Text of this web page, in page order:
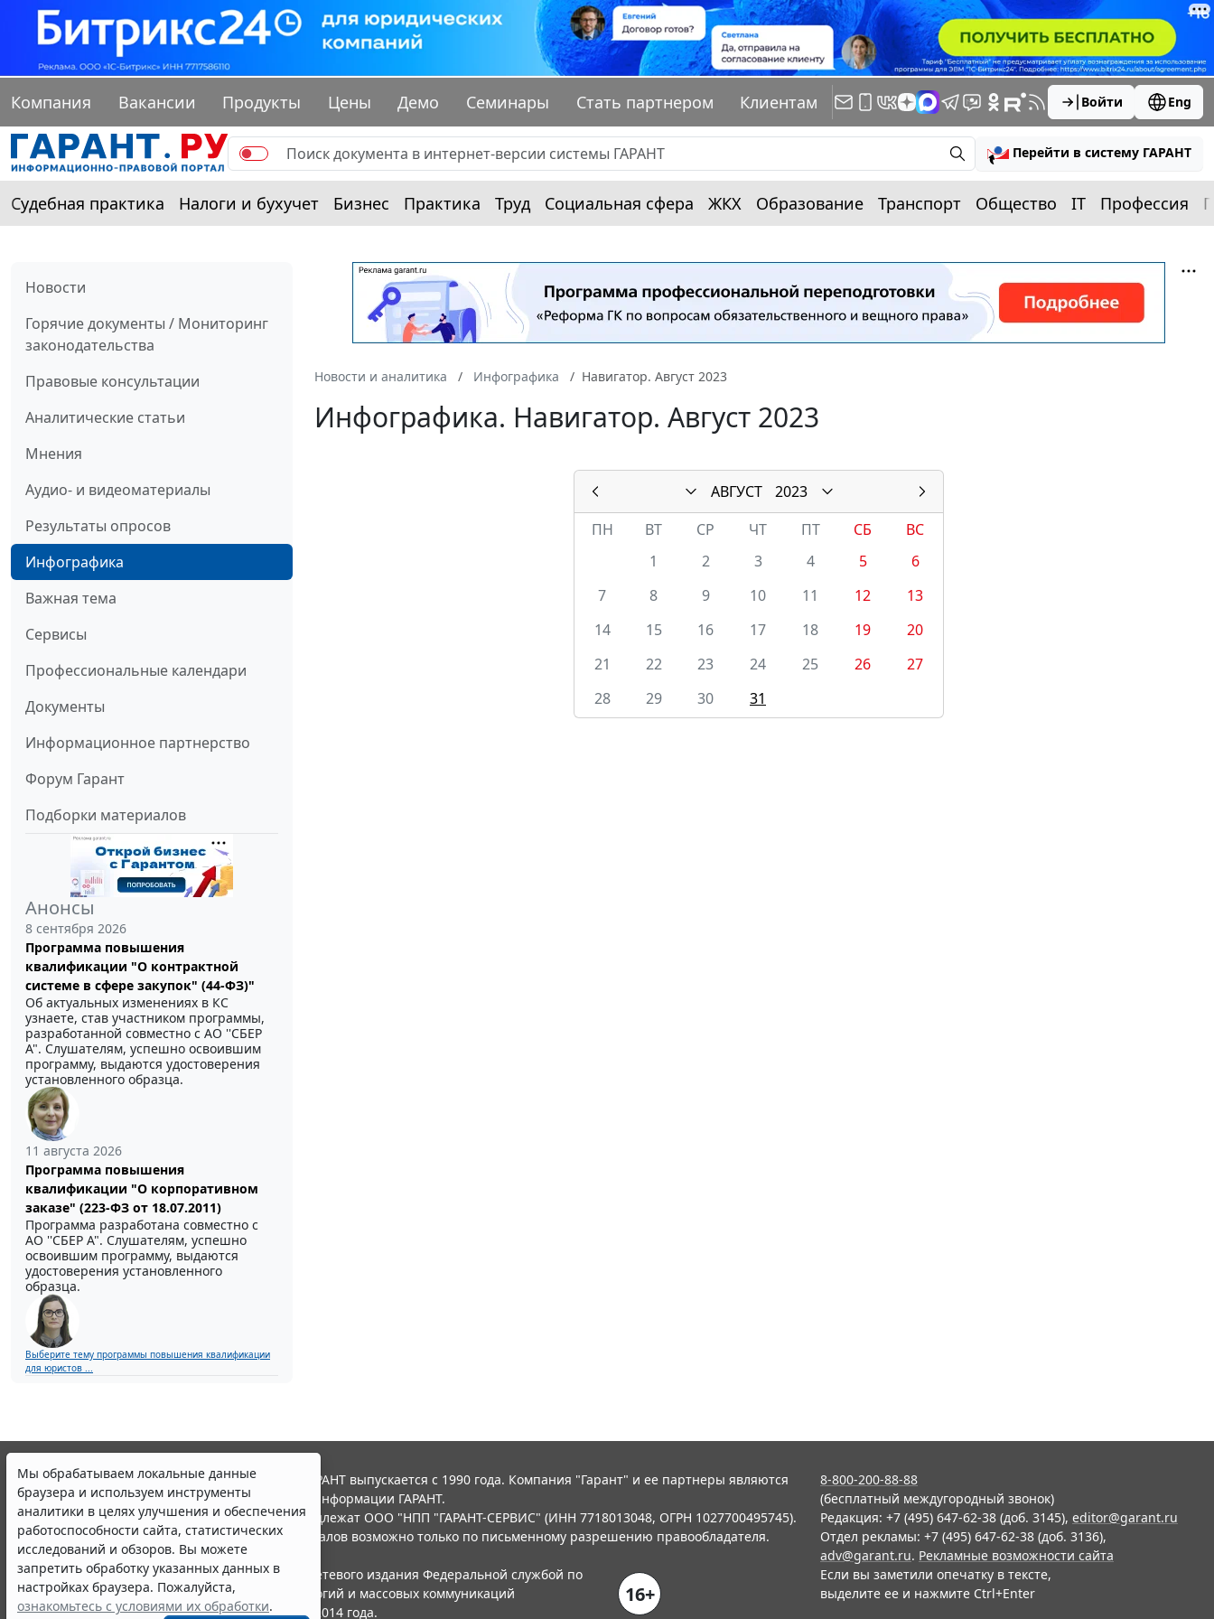
Компания Вакансии Продукты Цены Демо Семинары Стать партнером Клиентам Войти Eng
Перейти в систему ГАРАНТ
Судебная практика Налоги и бухучет Бизнес Практика Труд Социальная сфера ЖКХ Образование Транспорт Общество IT Профессия
Новости
Горячие документы / Мониторинг
законодательства
Правовые консультации
Аналитические статьи
Мнения
Аудио- и видеоматериалы
Результаты опросов
Инфографика
Важная тема
Сервисы
Профессиональные календари
Документы
Информационное партнерство
Форум Гарант
Подборки материалов
Анонсы
8 сентября 2026
Программа повышения
квалификации "О контрактной
системе в сфере закупок" (44-ФЗ)"
Об актуальных изменениях в КС
узнаете, став участником программы,
разработанной совместно с АО ''СБЕР
А". Слушателям, успешно освоившим
программу, выдаются удостоверения
установленного образца.
11 августа 2026
Программа повышения
квалификации "О корпоративном
заказе" (223-ФЗ от 18.07.2011)
Программа разработана совместно с
АО ''СБЕР А". Слушателям, успешно
освоившим программу, выдаются
удостоверения установленного
образца.
Выберите тему программы повышения квалификации
для юристов ...
Новости и аналитика Инфографика Навигатор. Август 2023
Инфографика. Навигатор. Август 2023
АВГУСТ
2023
ПН
ВТ СР ЧТ ПТ СБ
ВС
1
2 3 4 5
6
7
8 9 10 11 12
13
14
15 16 17 18 19
20
21
22 23 24 25 26
27
28
29 30 31
Мы обрабатываем локальные данные
браузера и используем инструменты
аналитики в целях улучшения и обеспечения
работоспособности сайта, статистических
исследований и обзоров. Вы можете
запретить обработку указанных данных в
настройках браузера. Пожалуйста,
ознакомьтесь с условиями их обработки.
© ООО "НПП "ГАРАНТ-СЕРВИС", 2026. Система ГАРАНТ выпускается с 1990 года. Компания "Гарант" и ее партнеры являются
участниками Российской ассоциации правовой информации ГАРАНТ.
Все права на материалы сайта ГАРАНТ.РУ принадлежат ООО "НПП "ГАРАНТ-СЕРВИС" (ИНН 7718013048, ОГРН 1027700495745).
Полное или частичное воспроизведение материалов возможно только по письменному разрешению правообладателя.
Правила использования портала.
Портал ГАРАНТ.РУ зарегистрирован в качестве сетевого издания Федеральной службой по
надзору в сфере связи,информационных технологий и массовых коммуникаций
(Роскомнадзором), Эл № ФС77-58365 от 18 июня 2014 года.
16+
8-800-200-88-88
(бесплатный междугородный звонок)
Редакция: +7 (495) 647-62-38 (доб. 3145), editor@garant.ru
Отдел рекламы: +7 (495) 647-62-38 (доб. 3136),
adv@garant.ru. Рекламные возможности сайта
Если вы заметили опечатку в тексте,
выделите ее и нажмите Ctrl+Enter